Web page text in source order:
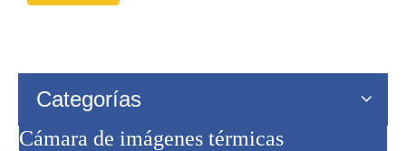
Categorías
Cámara de imágenes térmicas